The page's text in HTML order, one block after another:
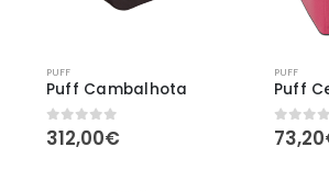
PUFF
Puff Cambalhota
0out of 5
312,00€
PUFF
Puff
0out
73,20